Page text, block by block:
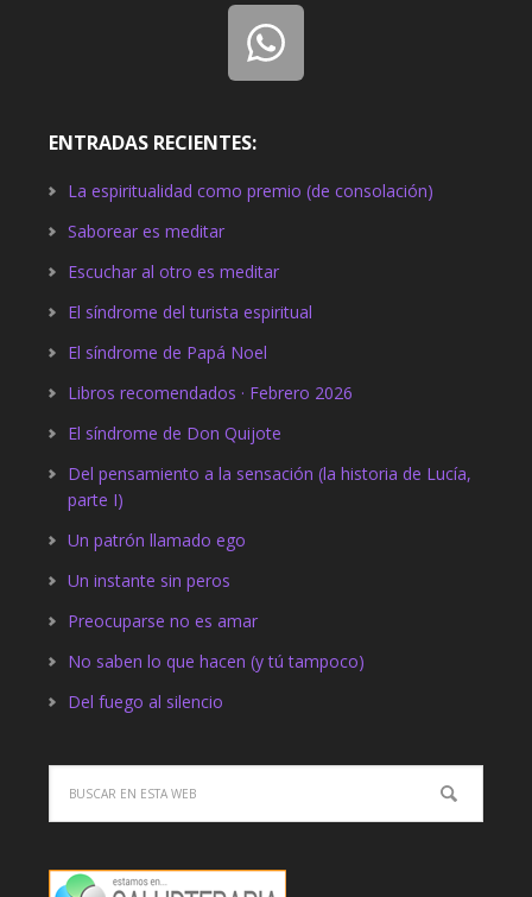
ENTRADAS RECIENTES:
La espiritualidad como premio (de consolación)
Saborear es meditar
Escuchar al otro es meditar
El síndrome del turista espiritual
El síndrome de Papá Noel
Libros recomendados · Febrero 2026
El síndrome de Don Quijote
Del pensamiento a la sensación (la historia de Lucía,
parte I)
Un patrón llamado ego
Un instante sin peros
Preocuparse no es amar
No saben lo que hacen (y tú tampoco)
Del fuego al silencio